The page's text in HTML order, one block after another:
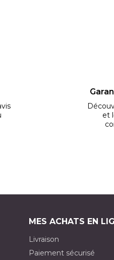
et
MES ACHATS EN
Livraison
Paiement sécurisé